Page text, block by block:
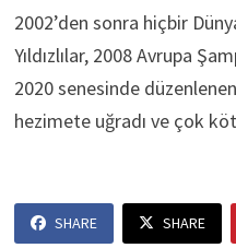
2002’den sonra hiçbir
Yıldızlılar, 2008 Avrupa
2020 senesinde
hezimete uğradı ve çok
SHARE SHARE